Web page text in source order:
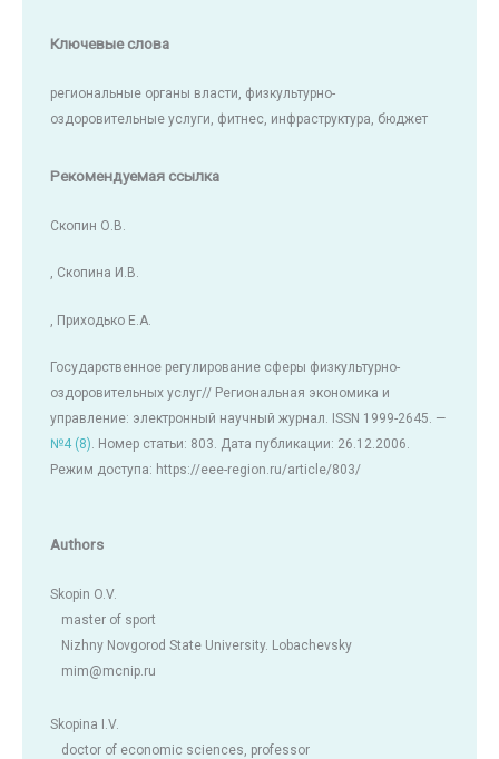
Ключевые слова
региональные органы власти, физкультурно-
оздоровительные услуги, фитнес, инфраструктура, бюджет
Рекомендуемая ссылка
Скопин О.В.
, Скопина И.В.
, Приходько Е.А.
Государственное регулирование сферы физкультурно-
оздоровительных услуг// Региональная экономика и
управление: электронный научный журнал. ISSN 1999-2645. —
№4 (8) . Номер статьи: 803. Дата публикации: 26.12.2006.
Режим доступа: https://eee-region.ru/article/803/
Authors
Skopin O.V.
master of sport
Nizhny Novgorod State University. Lobachevsky
mim@mcnip.ru
Skopina I.V.
doctor of economic sciences, professor